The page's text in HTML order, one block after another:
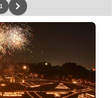
/ODbL - renduOSM France
1